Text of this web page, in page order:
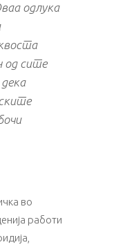
одлука
од сите
во
работи